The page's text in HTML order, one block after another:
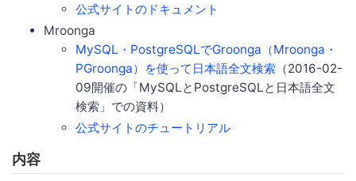
公式サイトのドキュメント
Mroonga
MySQL・PostgreSQLでGroonga（Mroonga・
PGroonga）を使って日本語全文検索 （2016-02-
09開催の「MySQLとPostgreSQLと日本語全文
検索」での資料）
公式サイトのチュートリアル
内容